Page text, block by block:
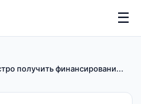
☰
получить финансировани...